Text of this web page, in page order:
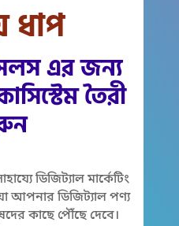
ধাপ
এর জন্য
তৈরী
ডিজিট্যাল মার্কেটিং
আপনার ডিজিট্যাল পণ্য
কাছে পৌঁছে দেবে।